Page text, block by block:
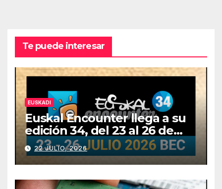
Te puede interesar
EUSKADI
Euskal Encounter llega a su
edición 34, del 23 al 26 de
julio
22 JULIO, 2026